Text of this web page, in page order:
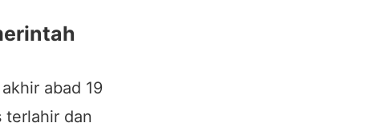
abad 19
terlahir dan